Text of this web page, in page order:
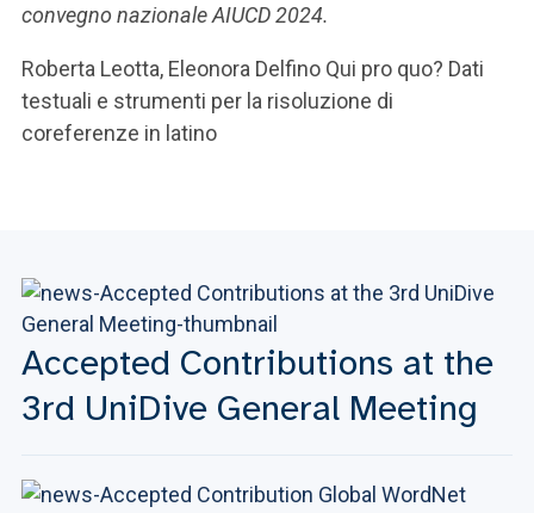
convegno nazionale AIUCD 2024.
Roberta Leotta, Eleonora Delfino Qui pro quo? Dati
testuali e strumenti per la risoluzione di
coreferenze in latino
Accepted Contributions at the
3rd UniDive General Meeting